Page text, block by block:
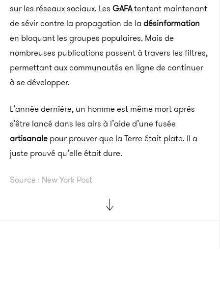
sur les réseaux sociaux. Les GAFAtentent maintenant
de sévir contre la propagation de la désinformation
en bloquant les groupes populaires. Mais de
nombreuses publications passent à travers les filtres,
permettant aux communautés en ligne de continuer
à se développer.
L’année dernière, un homme est même mort après
s’être lancé dans les airs à l’aide d’une fusée
artisanale pour prouver que la Terre était plate. Il a
juste prouvé qu’elle était dure.
Source : New York Post